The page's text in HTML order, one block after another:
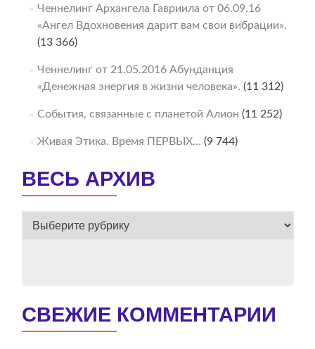
Ченнелинг Архангела Гавриила от 06.09.16
«Ангел Вдохновения дарит вам свои вибрации».
(13 366)
Ченнелинг от 21.05.2016 Абунданция
«Денежная энергия в жизни человека». (11 312)
События, связанные с планетой Алион (11 252)
Живая Этика. Время ПЕРВЫХ… (9 744)
ВЕСЬ АРХИВ
ВЕСЬ
СВЕЖИЕ КОММЕНТАРИИ